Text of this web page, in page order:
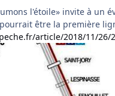
l'étoile» invite à un
être la première
article/2018/11/